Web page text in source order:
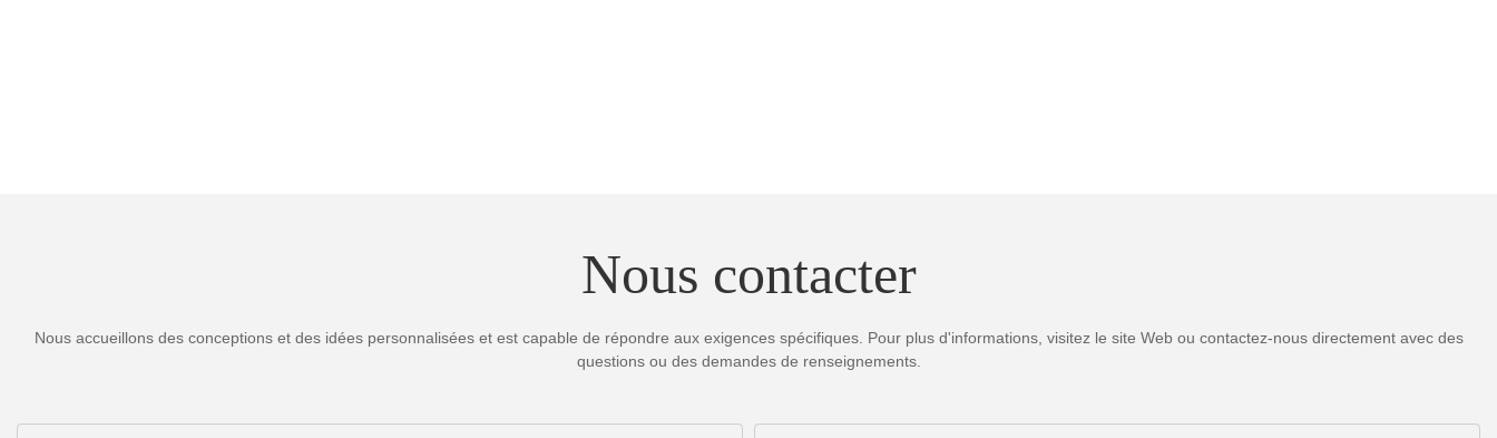
Nous contacter
Nous accueillons des conceptions et des idées personnalisées et est capable de répondre aux exigences spécifiques. Pour plus d'informations, visitez le site Web ou contactez-nous directement avec des
questions ou des demandes de renseignements.